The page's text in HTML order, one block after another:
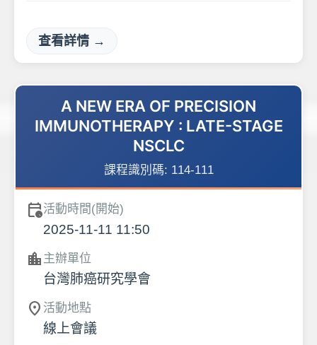
查看詳情 →
A NEW ERA OF PRECISION
IMMUNOTHERAPY : LATE-STAGE
NSCLC
課程識別碼: 114-111
calendar_clock活動時間(開始)
2025-11-11 11:50
location_city 主辦單位
台灣肺癌研究學會
location_on 活動地點
線上會議